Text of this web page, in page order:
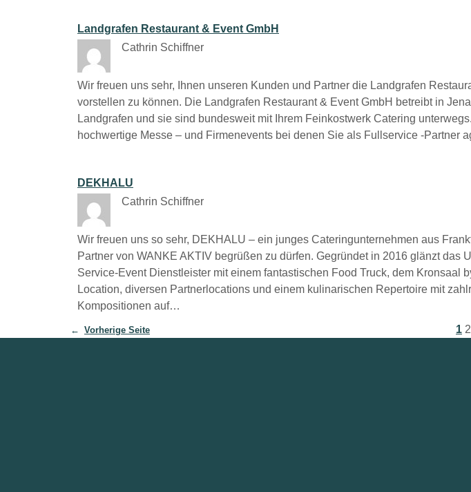
Landgrafen Restaurant & Event GmbH
Cathrin Schiffner
Wir freuen uns sehr, Ihnen unseren Kunden und Partner die Landgrafen
vorstellen zu können. Die Landgrafen Restaurant & Event GmbH betreibt in
Landgrafen und sie sind bundesweit mit Ihrem Feinkostwerk Catering
hochwertige Messe – und Firmenevents bei denen Sie als Fullservice -Partner
DEKHALU
Cathrin Schiffner
Wir freuen uns so sehr, DEKHALU – ein junges Cateringunternehmen aus
Partner von WANKE AKTIV begrüßen zu dürfen. Gegründet in 2016 glänzt das
Service-Event Dienstleister mit einem fantastischen Food Truck, dem Kronsaal
Location, diversen Partnerlocations und einem kulinarischen Repertoire mit
Kompositionen auf…
← Vorherige Seite 1 2